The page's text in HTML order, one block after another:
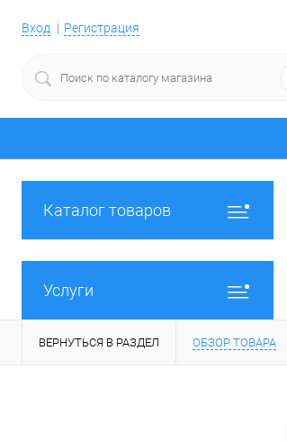
Вход Регистрация
Каталог товаров
Услуги
ВЕРНУТЬСЯ В РАЗДЕЛ ОБЗОР ТОВАРА